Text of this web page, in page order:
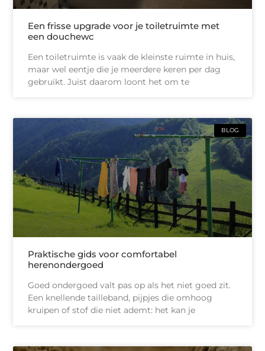
Een frisse upgrade voor je toiletruimte met
een douchewc
Een toiletruimte is vaak de kleinste ruimte in huis,
maar wel eentje die je meerdere keren per dag
gebruikt. Juist daarom loont het om te
BLOG
Praktische gids voor comfortabel
herenondergoed
Goed ondergoed valt pas op als het niet goed zit.
Een knellende tailleband, pijpjes die omhoog
kruipen of stof die niet ademt: het kan je